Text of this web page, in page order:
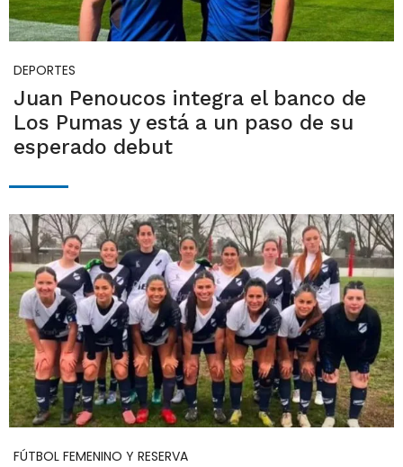
DEPORTES
Juan Penoucos integra el banco de
Los Pumas y está a un paso de su
esperado debut
FÚTBOL FEMENINO Y RESERVA